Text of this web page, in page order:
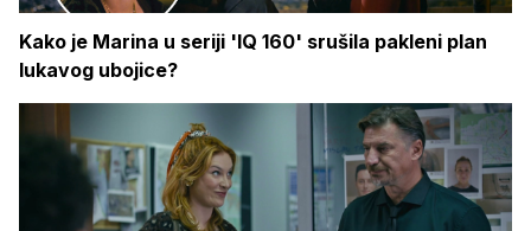
Kako je Marina u seriji 'IQ 160' srušila pakleni plan
lukavog ubojice?